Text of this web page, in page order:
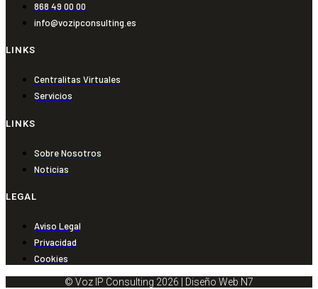
868 49 00 00
info@vozipconsulting.es
LINKS
Centralitas Virtuales
Servicios
LINKS
Sobre Nosotros
Noticias
LEGAL
Aviso Legal
Privacidad
Cookies
© Voz IP Consulting 2026 | Diseño Web N7